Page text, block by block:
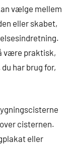
vælge mellem
eller skabet,
være praktisk,
har brug for,
cisternen.
eller